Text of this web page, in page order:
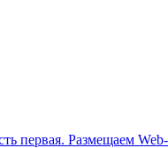
первая. Размещаем